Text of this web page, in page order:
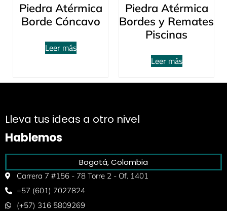
Piedra Atérmica
Borde Cóncavo
Leer más
Piedra Atérmica
Bordes y Remates
Piscinas
Leer más
Lleva tus ideas a otro nivel
Hablemos
Bogotá, Colombia
Carrera 7 #156 - 78 Torre 2 - Of. 1401
+57 (601) 7027824
(+57) 316 5809269